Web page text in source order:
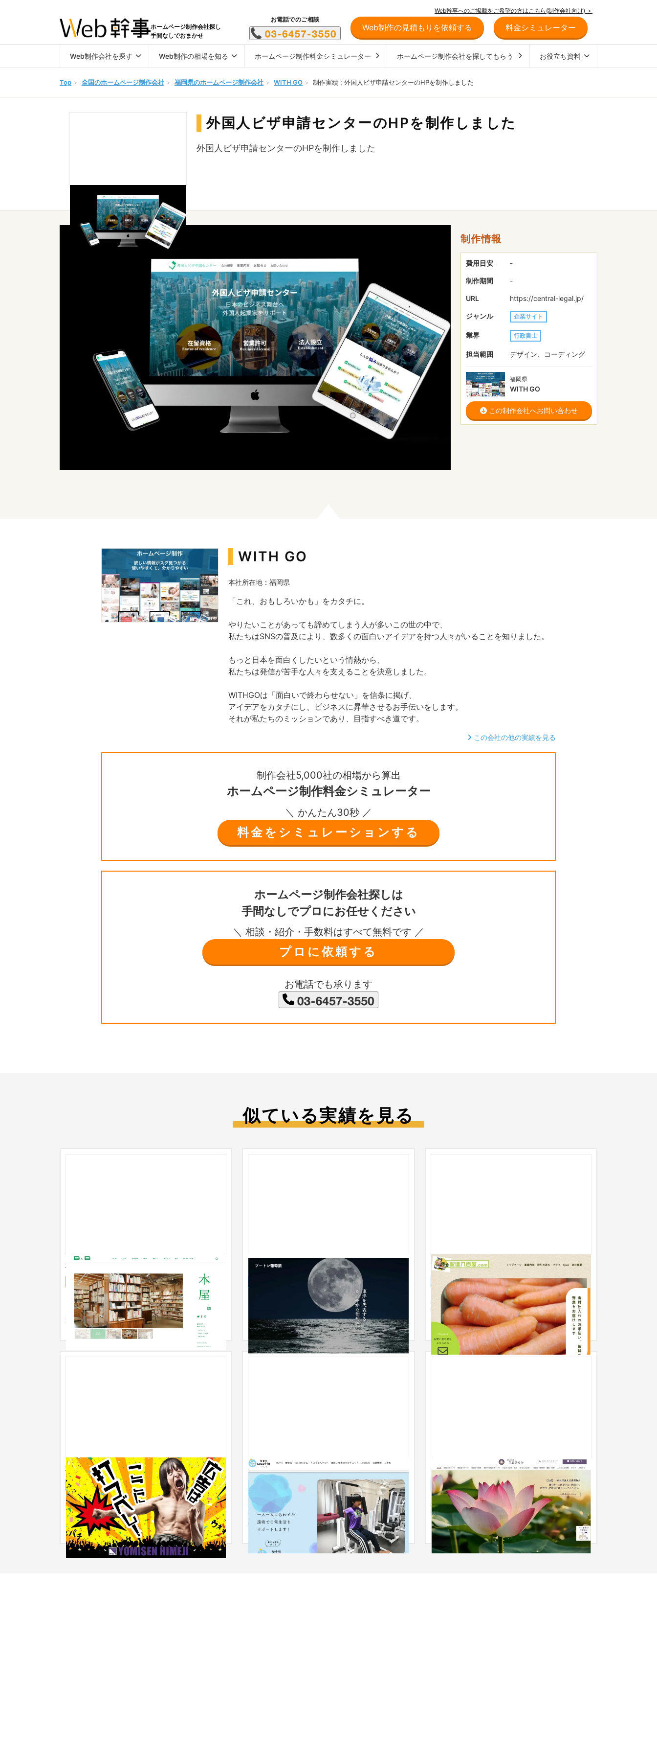
ホームページ制作会社探し
手間なしでおまかせ
Web幹事へのご掲載をご希望の方はこちら(制作会社向け) ＞
お電話でのご相談
Web制作の見積もりを依頼する 料金シミュレーター
Web制作会社を探す Web制作の相場を知る ホームページ制作料金シミュレーター ホームページ制作会社を探してもらう お役立ち資料
Top > 全国のホームページ制作会社 > 福岡県のホームページ制作会社 > WITH GO > 制作実績 : 外国人ビザ申請センターのHPを制作しました
外国人ビザ申請センターのHPを制作しました
外国人ビザ申請センターのHPを制作しました
制作情報
費用目安 -
制作期間 -
URL https://central-legal.jp/
ジャンル 企業サイト
業界 行政書士
担当範囲 デザイン、コーディング
福岡県
WITH GO
この制作会社へお問い合わせ
WITH GO
本社所在地：福岡県
「これ、おもしろいかも」をカタチに。
やりたいことがあっても諦めてしまう人が多いこの世の中で、
私たちはSNSの普及により、数多くの面白いアイデアを持つ人々がいることを知りました。
もっと日本を面白くしたいという情熱から、
私たちは発信が苦手な人々を支えることを決意しました。
WITHGOは「面白いで終わらせない」を信条に掲げ、
アイデアをカタチにし、ビジネスに昇華させるお手伝いをします。
それが私たちのミッションであり、目指すべき道です。
この会社の他の実績を見る
制作会社5,000社の相場から算出
ホームページ制作料金シミュレーター
＼ かんたん30秒 ／
料金をシミュレーションする
ホームページ制作会社探しは
手間なしでプロにお任せください
＼ 相談・紹介・手数料はすべて無料です ／
プロに依頼する
お電話でも承ります
似ている実績を見る
本屋B&B
企業サイト 流通・小売
旧サイトからのリニューアル。 旧サイトはバージョ
ンが古いため、移管が難しく、ほぼ0ベースで構
築。 ・Webサイトのセキュア化...
プートン葡萄酒
食品・飲料 31〜50万円
配達八百屋
企業サイト 流通・小売 51〜100万円
顧客の流入拡大を目指して、コンセプトに沿ったデ
ザインへとリニューアルしました
株式会社読宣WEST｜[兵庫県姫路市]
企業サイト イベント・キャンペーン 101〜150万円
親方読売新聞だからといって安心できないご時世。
「グループ内で同じこと言うのはもうやめましょ
う」ということで、とりあえず...
整骨院cocotte ホームページ
企業サイト 整体・整骨院 51〜100万円
整骨院cocotteのホームページ制０時です。新規開
業される際にご依頼を頂きました。女性・子どもに
特化した整骨院と言うことでWEB...
一般社団法人 仏教普及会
企業サイト 葬儀・墓石・仏壇 〜30万円
樹－createのホームページをご覧いただき、「豊中
市 ホームページ制作」でGoogle検索した時にTOP
に表示されている所に着目され、...